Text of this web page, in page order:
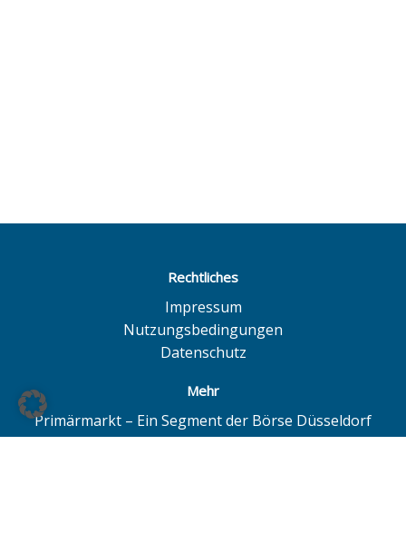
Rechtliches
Impressum
Nutzungsbedingungen
Datenschutz
Mehr
Primärmarkt – Ein Segment der Börse Düsseldorf
Quotrix – Ein System der Börse Düsseldorf